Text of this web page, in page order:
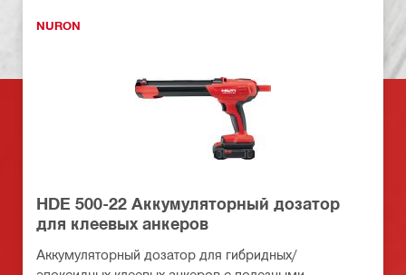
NURON
HDE 500-22 Аккумуляторный дозатор
для клеевых анкеров
Аккумуляторный дозатор для гибридных/